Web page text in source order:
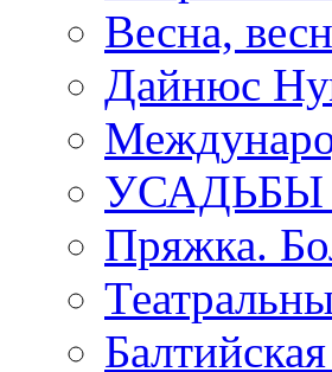
Весна,
Дайнюс
Пряжка.